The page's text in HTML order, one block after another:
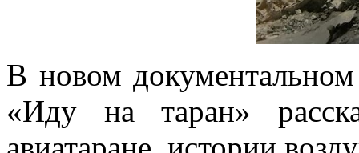
В новом
«Иду на таран»